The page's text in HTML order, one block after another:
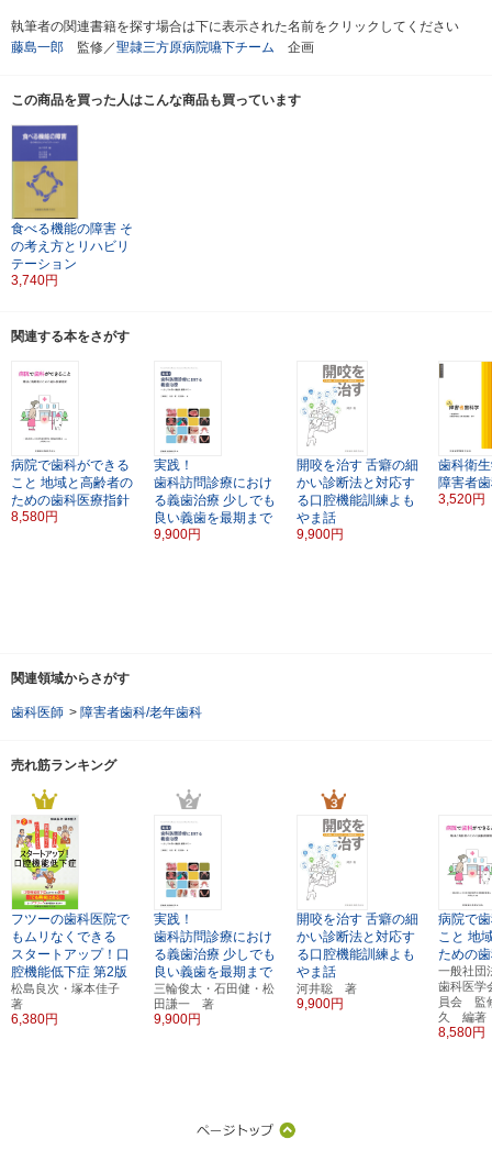
執筆者の関連書籍を探す場合は下に表示された名前をクリックしてください
藤島一郎 監修／聖隷三方原病院嚥下チーム 企画
この商品を買った人はこんな商品も買っています
食べる機能の障害 そ
の考え方とリハビリ
テーション
3,740円
関連する本をさがす
病院で歯科ができる
こと 地域と高齢者の
ための歯科医療指針
8,580円
実践！
歯科訪問診療におけ
る義歯治療 少しでも
良い義歯を最期まで
9,900円
開咬を治す 舌癖の細
かい診断法と対応す
る口腔機能訓練よも
やま話
9,900円
歯科衛
障害者
3,520円
関連領域からさがす
歯科医師 > 障害者歯科/老年歯科
売れ筋ランキング
フツーの歯科医院で
もムリなくできる
スタートアップ！口
腔機能低下症 第2版
松島良次・塚本佳子
著
6,380円
実践！
歯科訪問診療におけ
る義歯治療 少しでも
良い義歯を最期まで
三輪俊太・石田健・松
田謙一 著
9,900円
開咬を治す 舌癖の細
かい診断法と対応す
る口腔機能訓練よも
やま話
河井聡 著
9,900円
病院で
こと 地
ための
一般社団
歯科医学
員会 監
久 編著
8,580円